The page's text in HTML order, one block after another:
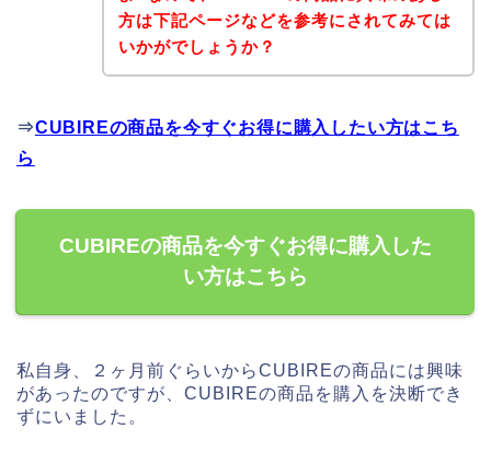
方は下記ページなどを参考にされてみては
いかがでしょうか？
⇒CUBIREの商品を今すぐお得に購入したい方はこち
ら
CUBIREの商品を今すぐお得に購入した
い方はこちら
私自身、２ヶ月前ぐらいからCUBIREの商品には興味
があったのですが、CUBIREの商品を購入を決断でき
ずにいました。